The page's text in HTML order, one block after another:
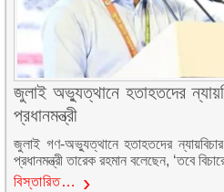
জুলাই অভ্যুত্থানে হতাহতদের
প্রধানমন্ত্রী
জুলাই গণ-অভ্যুত্থানে হতাহতদের
প্রধানমন্ত্রী তারেক রহমান বলেছেন, ‘তবে
বিস্তারিত…